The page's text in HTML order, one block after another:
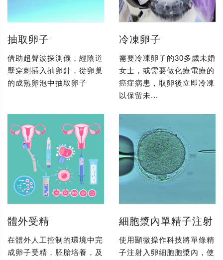
抽取卵子
借助超聲波探測儀，經陰道
壁穿刺插入抽卵針，從卵巢
的成熟卵泡中抽取卵子
冷凍卵子
需要冷凍卵子的30多歲未婚
女士，或需要做化療電療的
癌症病患，取卵後立即冷凍
以保留未...
體外受精
在體外人工控制的環境中完
成卵子受精，胚胎培養，及
細胞漿內單精子注射
使用顯微操作科技將單條精
子注射入卵細胞胞漿內，使